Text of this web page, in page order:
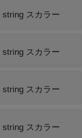
string スカラー
string スカラー
string スカラー
string スカラー